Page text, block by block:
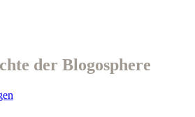
der Blogosphere